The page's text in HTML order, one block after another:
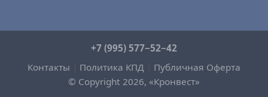
© Copyright 2026, «Кронвест»
+7 (995) 577−52−42
Контакты
Политика КПД Публичная Оферта